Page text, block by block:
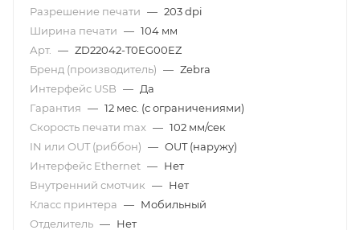
Разрешение печати — 203 dpi
Ширина печати — 104 мм
Арт. — ZD22042-T0EG00EZ
Бренд (производитель) — Zebra
Интерфейс USB — Да
Гарантия — 12 мес. (с ограничениями)
Скорость печати mаx — 102 мм/сек
IN или OUT (риббон) — OUT (наружу)
Интерфейс Ethernet — Нет
Внутренний смотчик — Нет
Класс принтера — Мобильный
Отделитель — Нет